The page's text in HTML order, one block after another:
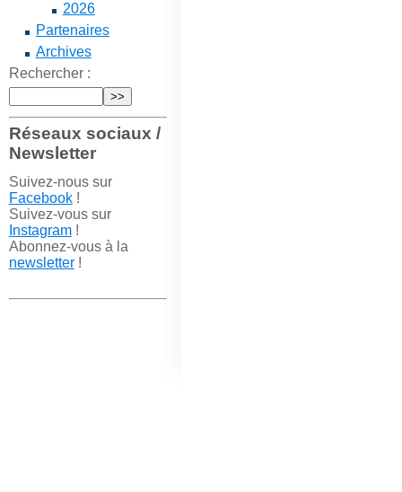
2026
Partenaires
Archives
Rechercher :
Réseaux sociaux /
Newsletter
Suivez-nous sur
Facebook!
Suivez-vous sur
Instagram!
Abonnez-vous à la
newsletter!